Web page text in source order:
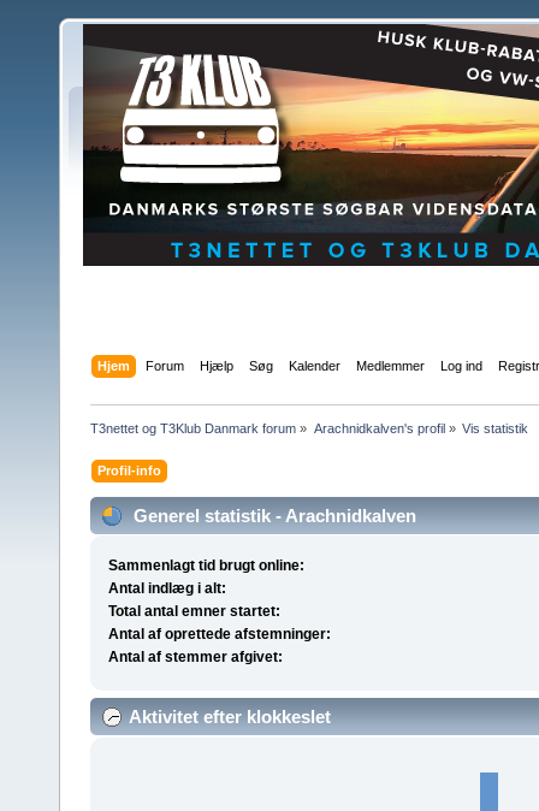
Hjem Forum Hjælp Søg Kalender Medlemmer Log ind
T3nettet og T3Klub Danmark forum » Arachnidkalven's profil» Vis statistik
Profil-info
Generel statistik - Arachnidkalven
Sammenlagt tid brugt online:
Antal indlæg i alt:
Total antal emner startet:
Antal af oprettede afstemninger:
Antal af stemmer afgivet:
Aktivitet efter klokkeslet